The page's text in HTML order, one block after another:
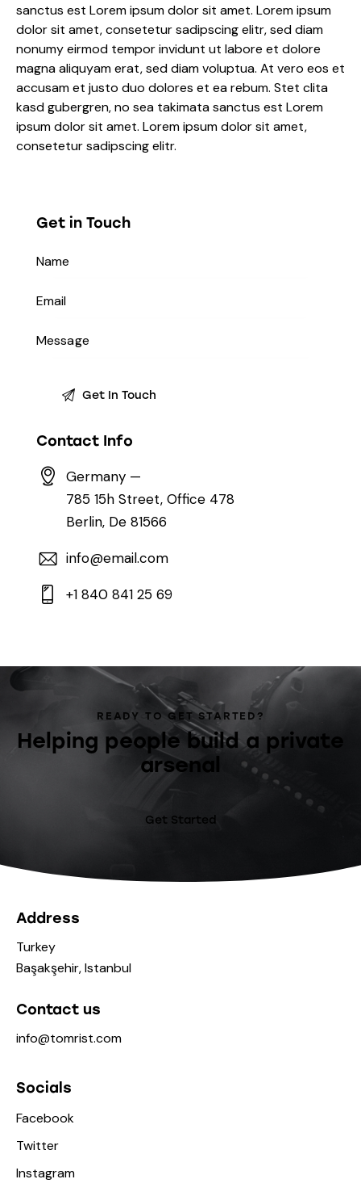
sanctus est Lorem ipsum dolor sit amet. Lorem ipsum
dolor sit amet, consetetur sadipscing elitr, sed diam
nonumy eirmod tempor invidunt ut labore et dolore
magna aliquyam erat, sed diam voluptua. At vero eos et
accusam et justo duo dolores et ea rebum. Stet clita
kasd gubergren, no sea takimata sanctus est Lorem
ipsum dolor sit amet. Lorem ipsum dolor sit amet,
consetetur sadipscing elitr.
Get in Touch
Contact Info
Germany —
785 15h Street, Office 478
Berlin, De 81566
info@email.com
+1 840 841 25 69
READY TO GET STARTED?
Helping people build a private
arsenal
Get Started
Address
Turkey
Başakşehir, Istanbul
Contact us
info@tomrist.com
Socials
Facebook
Twitter
Instagram